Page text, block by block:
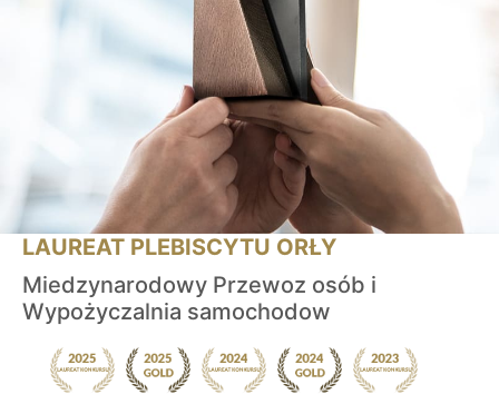
LAUREAT PLEBISCYTU ORŁY
Miedzynarodowy Przewoz osób i
Wypożyczalnia samochodow